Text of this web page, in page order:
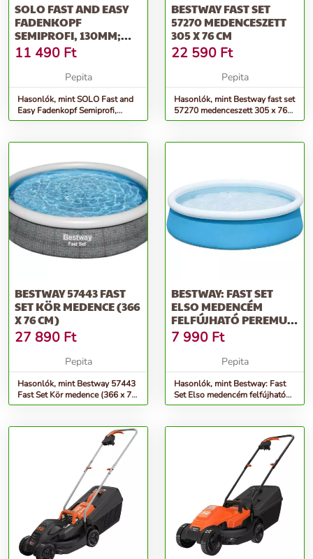
SOLO FAST AND EASY
FADENKOPF
SEMIPROFI, 130MM;
M10X1,25L
11 490 Ft
Pepita
Hasonlók, mint SOLO Fast and
Easy Fadenkopf Semiprofi,
130mm; M10x1,25l
BESTWAY FAST SET
57270 MEDENCESZETT
305 X 76 CM
22 590 Ft
Pepita
Hasonlók, mint Bestway fast set
57270 medenceszett 305 x 76
cm
BESTWAY 57443 FAST
SET KÖR MEDENCE (366
X 76 CM)
27 890 Ft
Pepita
Hasonlók, mint Bestway 57443
Fast Set Kör medence (366 x 76
cm)
BESTWAY: FAST SET
ELSO MEDENCÉM
FELFÚJHATÓ PEREMU
MEDENCE 152X38CM
7 990 Ft
Pepita
Hasonlók, mint Bestway: Fast
Set Elso medencém felfújható
peremu medence 152x38cm